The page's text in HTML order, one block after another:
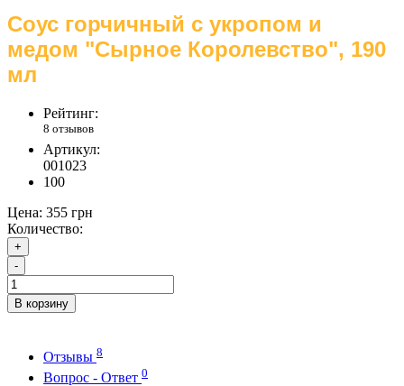
Соус горчичный с укропом и
медом "Сырное Королевство", 190
мл
Рейтинг:
8 отзывов
Артикул:
001023
100
Цена: 355 грн
Количество:
+
-
В корзину
Отзывы 8
Вопрос - Ответ 0